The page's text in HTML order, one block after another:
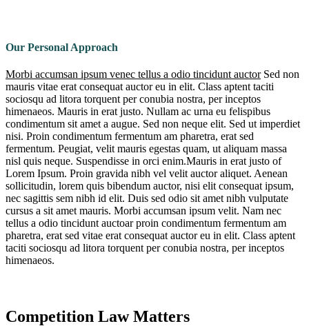
Our Personal Approach
Morbi accumsan ipsum venec tellus a odio tincidunt auctorSed non
mauris vitae erat consequat auctor eu in elit. Class aptent taciti
sociosqu ad litora torquent per conubia nostra, per inceptos
himenaeos. Mauris in erat justo. Nullam ac urna eu felispibus
condimentum sit amet a augue. Sed non neque elit. Sed ut imperdiet
nisi. Proin condimentum fermentum am pharetra, erat sed
fermentum. Peugiat, velit mauris egestas quam, ut aliquam massa
nisl quis neque. Suspendisse in orci enim.Mauris in erat justo of
Lorem Ipsum. Proin gravida nibh vel velit auctor aliquet. Aenean
sollicitudin, lorem quis bibendum auctor, nisi elit consequat ipsum,
nec sagittis sem nibh id elit. Duis sed odio sit amet nibh vulputate
cursus a sit amet mauris. Morbi accumsan ipsum velit. Nam nec
tellus a odio tincidunt auctoar proin condimentum fermentum am
pharetra, erat sed vitae erat consequat auctor eu in elit. Class aptent
taciti sociosqu ad litora torquent per conubia nostra, per inceptos
himenaeos.
Competition Law Matters